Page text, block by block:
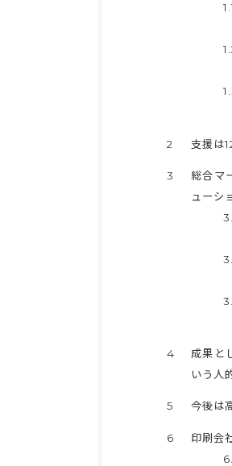
2 支援は
3
総合マ
ューシ
4
成果と
いう人
5 今後は
6
印刷会